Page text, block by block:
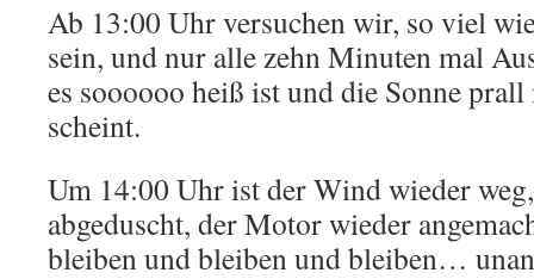
Ab 13:00 Uhr versuchen wir, so viel
sein, und nur alle zehn Minuten mal
es soooooo heiß ist und die Sonne
scheint.
Um 14:00 Uhr ist der Wind wieder
abgeduscht, der Motor wieder
bleiben und bleiben und bleiben…